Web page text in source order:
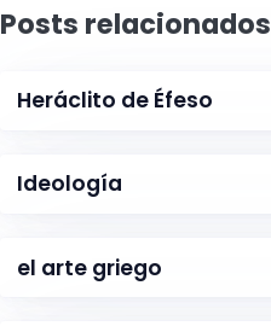
Posts relacionados
Heráclito de Éfeso
Ideología
el arte griego